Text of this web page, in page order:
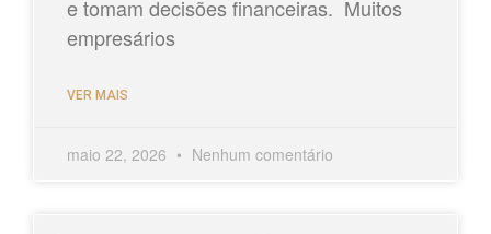
e tomam decisões financeiras. Muitos
empresários
VER MAIS
maio 22, 2026 Nenhum comentário